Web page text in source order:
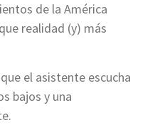
de la América
realidad (y) más
el asistente escucha
bajos y una